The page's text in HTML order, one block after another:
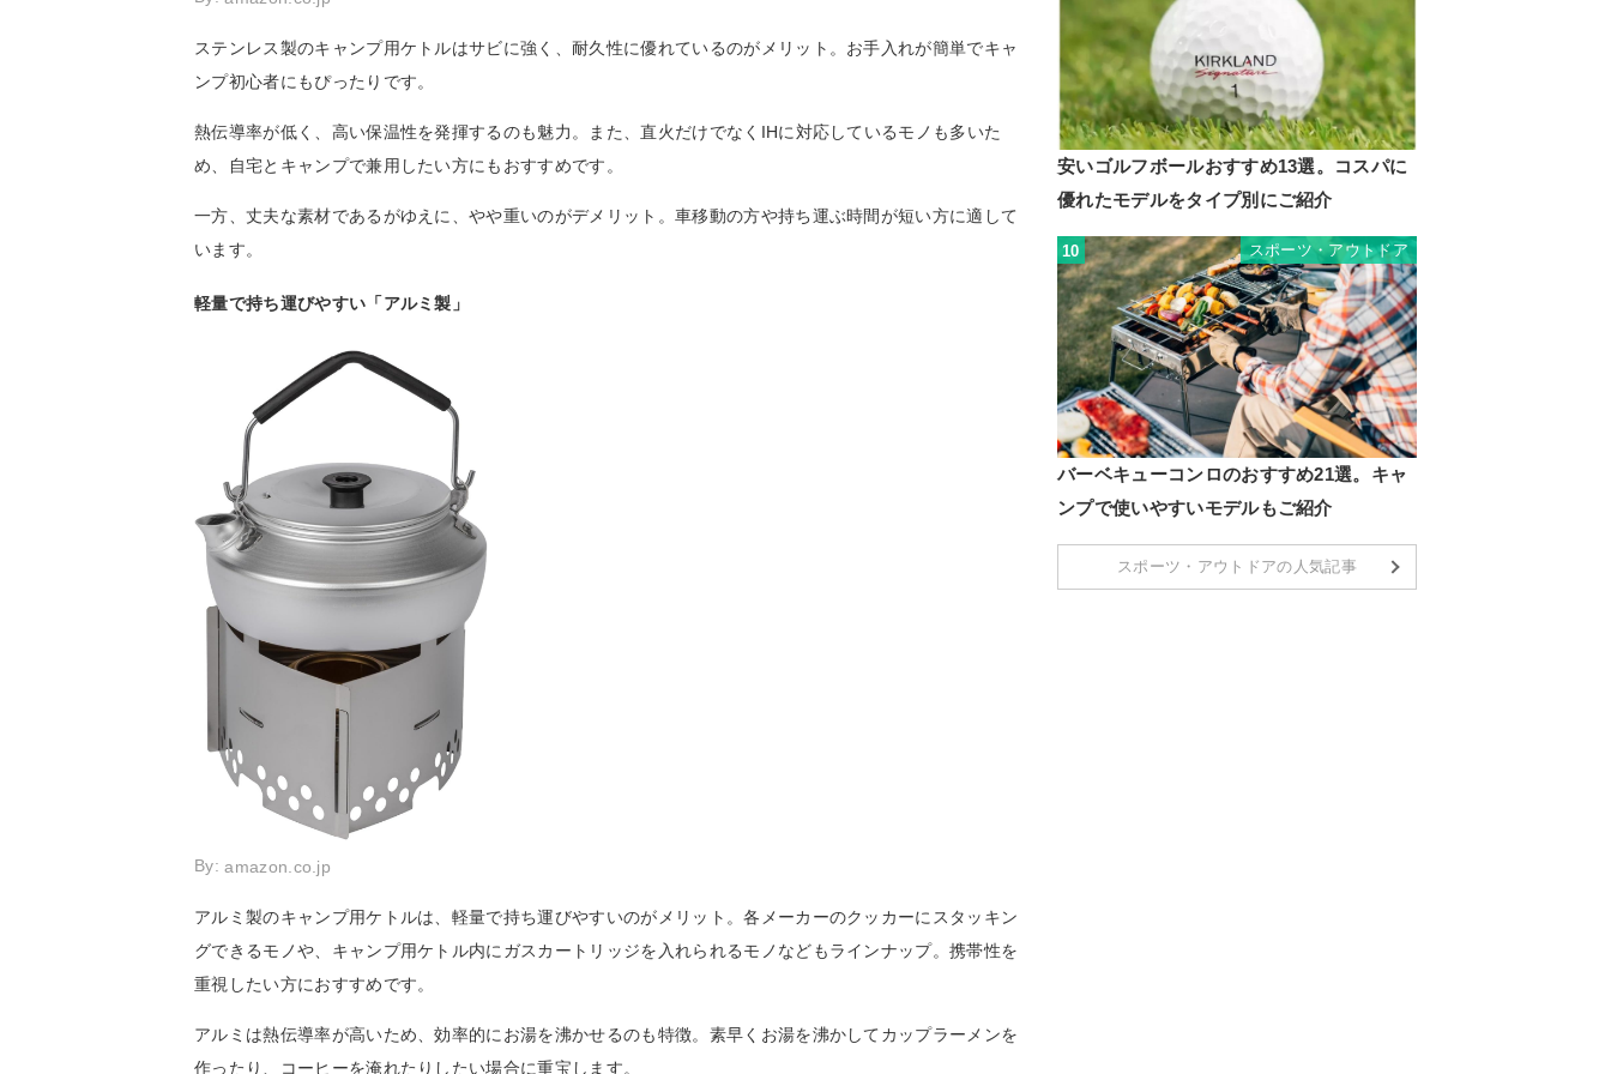
ステンレス製のキャンプ用ケトルはサビに強く、耐久性に優れているのがメリット。お手入れが簡単でキャ
ンプ初心者にもぴったりです。
熱伝導率が低く、高い保温性を発揮するのも魅力。また、直火だけでなくIHに対応しているモノも多いた
め、自宅とキャンプで兼用したい方にもおすすめです。
一方、丈夫な素材であるがゆえに、やや重いのがデメリット。車移動の方や持ち運ぶ時間が短い方に適して
います。
軽量で持ち運びやすい「アルミ製」
By:amazon.co.jp
アルミ製のキャンプ用ケトルは、軽量で持ち運びやすいのがメリット。各メーカーのクッカーにスタッキン
グできるモノや、キャンプ用ケトル内にガスカートリッジを入れられるモノなどもラインナップ。携帯性を
重視したい方におすすめです。
アルミは熱伝導率が高いため、効率的にお湯を沸かせるのも特徴。素早くお湯を沸かしてカップラーメンを
作ったり、コーヒーを淹れたりしたい場合に重宝します。
安いゴルフボールおすすめ13選。コスパに
優れたモデルをタイプ別にご紹介
10 スポーツ・アウトドア
バーベキューコンロのおすすめ21選。キャ
ンプで使いやすいモデルもご紹介
スポーツ・アウトドアの人気記事